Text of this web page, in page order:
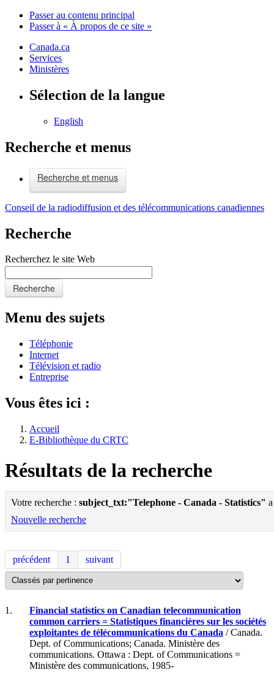
Passer au contenu principal
Passer à « À propos de ce site »
Canada.ca
Services
Ministères
Sélection de la langue
English
Recherche et menus
Recherche et menus
Conseil de la radiodiffusion et des télécommunications canadiennes
Recherche
Recherchez le site Web
Recherche
Menu des sujets
Téléphonie
Internet
Télévision et radio
Entreprise
Vous êtes ici :
Accueil
E-Bibliothèque du CRTC
Résultats de la recherche
Votre recherche : subject_txt:"Telephone - Canada - Statistics"
Nouvelle recherche
précédent 1 suivant
1.
Financial statistics on Canadian telecommunication
common carriers = Statistiques financières sur les sociétés
exploitantes de télécommunications du Canada / Canada.
Dept. of Communications; Canada. Ministère des
communications. Ottawa : Dept. of Communications =
Ministère des communications, 1985-